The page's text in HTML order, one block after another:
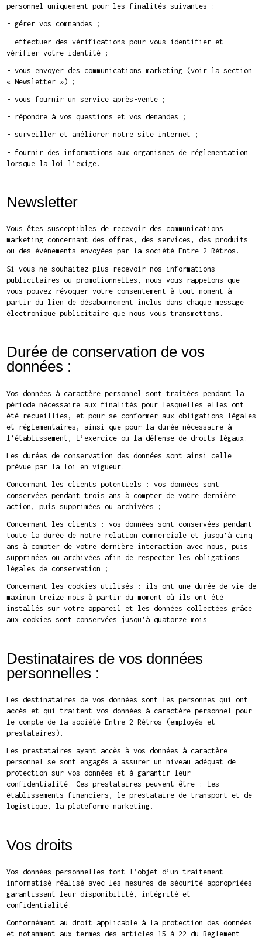
personnel uniquement pour les finalités suivantes :
- gérer vos commandes ;
- effectuer des vérifications pour vous identifier et
vérifier votre identité ;
- vous envoyer des communications marketing (voir la section
« Newsletter ») ;
- vous fournir un service après-vente ;
- répondre à vos questions et vos demandes ;
- surveiller et améliorer notre site internet ;
- fournir des informations aux organismes de réglementation
lorsque la loi l’exige.
Newsletter
Vous êtes susceptibles de recevoir des communications
marketing concernant des offres, des services, des produits
ou des événements envoyées par la société Entre 2 Rétros.
Si vous ne souhaitez plus recevoir nos informations
publicitaires ou promotionnelles, nous vous rappelons que
vous pouvez révoquer votre consentement à tout moment à
partir du lien de désabonnement inclus dans chaque message
électronique publicitaire que nous vous transmettons.
Durée de conservation de vos
données :
Vos données à caractère personnel sont traitées pendant la
période nécessaire aux finalités pour lesquelles elles ont
été recueillies, et pour se conformer aux obligations légales
et réglementaires, ainsi que pour la durée nécessaire à
l’établissement, l’exercice ou la défense de droits légaux.
Les durées de conservation des données sont ainsi celle
prévue par la loi en vigueur.
Concernant les clients potentiels : vos données sont
conservées pendant trois ans à compter de votre dernière
action, puis supprimées ou archivées ;
Concernant les clients : vos données sont conservées pendant
toute la durée de notre relation commerciale et jusqu’à cinq
ans à compter de votre dernière interaction avec nous, puis
supprimées ou archivées afin de respecter les obligations
légales de conservation ;
Concernant les cookies utilisés : ils ont une durée de vie de
maximum treize mois à partir du moment où ils ont été
installés sur votre appareil et les données collectées grâce
aux cookies sont conservées jusqu’à quatorze mois
Destinataires de vos données
personnelles :
Les destinataires de vos données sont les personnes qui ont
accès et qui traitent vos données à caractère personnel pour
le compte de la société Entre 2 Rétros (employés et
prestataires).
Les prestataires ayant accès à vos données à caractère
personnel se sont engagés à assurer un niveau adéquat de
protection sur vos données et à garantir leur
confidentialité. Ces prestataires peuvent être : les
établissements financiers, le prestataire de transport et de
logistique, la plateforme marketing.
Vos droits
Vos données personnelles font l’objet d’un traitement
informatisé réalisé avec les mesures de sécurité appropriées
garantissant leur disponibilité, intégrité et
confidentialité.
Conformément au droit applicable à la protection des données
et notamment aux termes des articles 15 à 22 du Règlement